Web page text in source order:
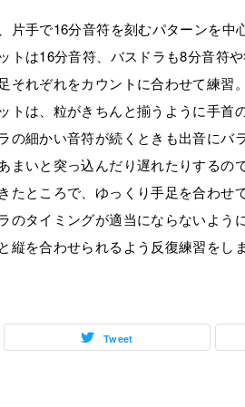
片手で16分音符を刻むパターンを中
トは16分音符、バスドラも8分音符
それぞれをカウントに合わせて練習。
トは、粒がきちんと揃うように手首
の細かい音符が続くときも出音にバ
まいと突っ込んだり遅れたりするの
たところで、ゆっくり手足を合わせて
のタイミングが適当にならないよう
縦を合わせられるよう反復練習をしま
Tweet